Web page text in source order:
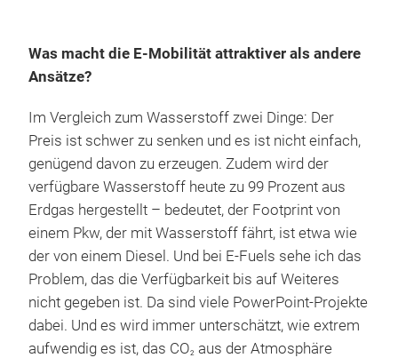
Was macht die E-Mobilität attraktiver als andere
Ansätze?
Im Vergleich zum Wasserstoff zwei Dinge: Der
Preis ist schwer zu senken und es ist nicht einfach,
genügend davon zu erzeugen. Zudem wird der
verfügbare Wasserstoff heute zu 99 Prozent aus
Erdgas hergestellt – bedeutet, der Footprint von
einem Pkw, der mit Wasserstoff fährt, ist etwa wie
der von einem Diesel. Und bei E-Fuels sehe ich das
Problem, das die Verfügbarkeit bis auf Weiteres
nicht gegeben ist. Da sind viele PowerPoint-Projekte
dabei. Und es wird immer unterschätzt, wie extrem
aufwendig es ist, das CO2 aus der Atmosphäre